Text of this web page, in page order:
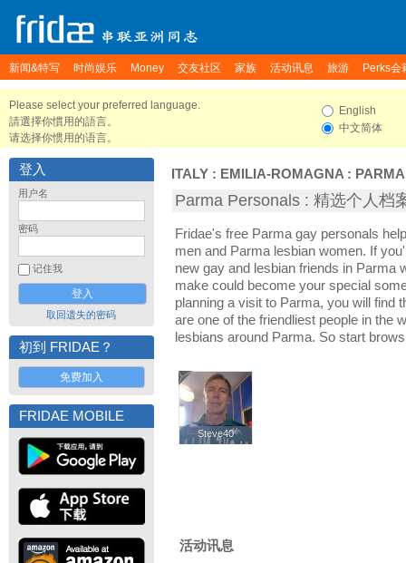
新闻&特写 时尚娱乐 Money 交友社区 家族 活动讯息 旅游 Perks会
Please select your preferred language.
請選擇你慣用的語言。
请选择你惯用的语言。
English
中文简体
登入
用户名
密码
记住我
取回遗失的密码
初到 FRIDAE？
免费加入
FRIDAE MOBILE
ITALY : EMILIA-ROMAGNA : PARMA
Parma Personals : 精选个人档
Fridae's free Parma gay personals
men and Parma lesbian women. If
new gay and lesbian friends in Parma
make could become your special
planning a visit to Parma, you will find
are one of the friendliest people in the
lesbians around Parma. So start
Steve40
Steve40
活动讯息